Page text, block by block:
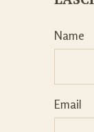
Name
Email